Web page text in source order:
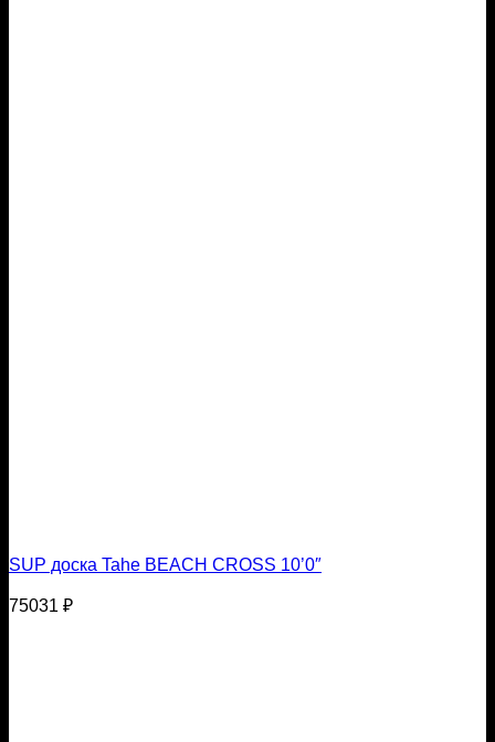
SUP доска Tahe BEACH CROSS 10’0″
75031 ₽